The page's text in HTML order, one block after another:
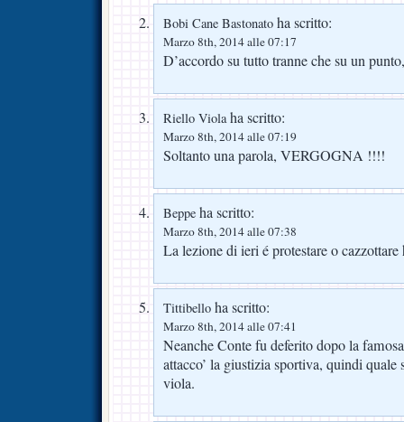
Bobi Cane Bastonato ha scritto:
Marzo 8th, 2014 alle 07:17
D’accordo su tutto tranne che su un
Riello Violaha scritto:
Marzo 8th, 2014 alle 07:19
Soltanto una parola, VERGOGNA !!!!
Beppe ha scritto:
Marzo 8th, 2014 alle 07:38
La lezione di ieri é protestare o
Tittibello ha scritto:
Marzo 8th, 2014 alle 07:41
Neanche Conte fu deferito dopo la
attacco’ la giustizia sportiva, quindi quale
viola.